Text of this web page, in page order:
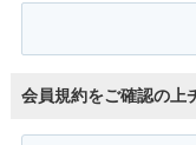
会員規約をご確認の上